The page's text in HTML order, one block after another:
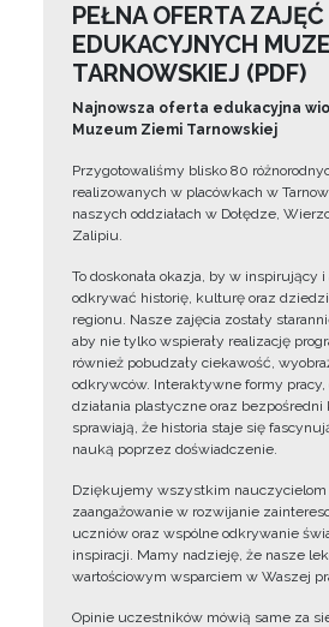
PEŁNA OFERTA ZAJĘĆ
EDUKACYJNYCH
TARNOWSKIEJ (PDF)
Najnowsza oferta edukacyjna
Muzeum Ziemi Tarnowskiej
Przygotowaliśmy blisko 80
realizowanych w placówkach w
naszych oddziałach w Dołędze,
Zalipiu.
To doskonała okazja, by w inspirujący
odkrywać historię, kulturę oraz
regionu. Nasze zajęcia zostały
aby nie tylko wspierały realizację
również pobudzały ciekawość,
odkrywców. Interaktywne formy
działania plastyczne oraz
sprawiają, że historia staje się
nauką poprzez doświadczenie.
Dziękujemy wszystkim nauczycielom
zaangażowanie w rozwijanie
uczniów oraz wspólne odkrywanie
inspiracji. Mamy nadzieję, że nasze
wartościowym wsparciem w Waszej
Opinie uczestników mówią same za